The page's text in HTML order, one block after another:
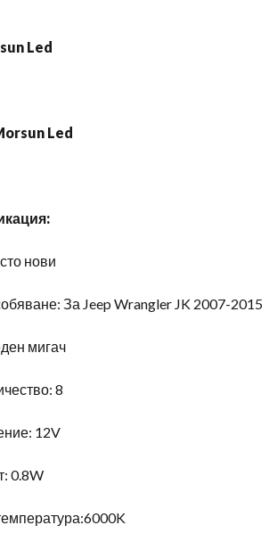
нови
За Jeep Wrangler JK 2007-2015
мигач
8
12V
0.8W